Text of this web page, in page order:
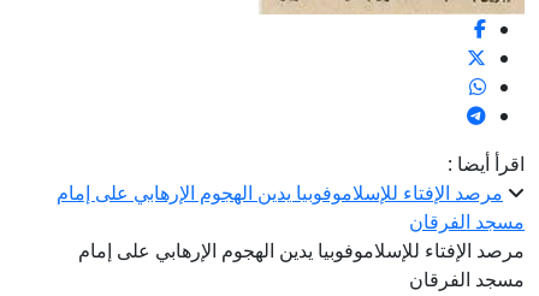
اقرأ أيضا :
مرصد الإفتاء للإسلاموفوبيا يدين الهجوم الإرهابي على إمام
مسجد الفرقان
مرصد الإفتاء للإسلاموفوبيا يدين الهجوم الإرهابي على إمام
مسجد الفرقان